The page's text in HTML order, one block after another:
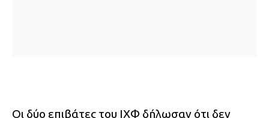
Οι δύο επιβάτες του ΙΧΦ δήλωσαν ότι δεν